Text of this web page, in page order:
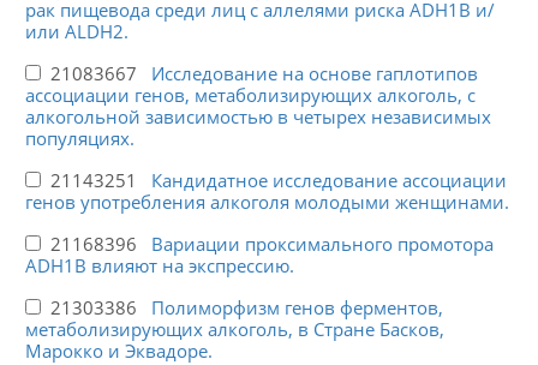
рак пищевода среди лиц с аллелями риска ADH1B и/
или ALDH2.
21083667 Исследование на основе гаплотипов
ассоциации генов, метаболизирующих алкоголь, с
алкогольной зависимостью в четырех независимых
популяциях.
21143251 Кандидатное исследование ассоциации
генов употребления алкоголя молодыми женщинами.
21168396 Вариации проксимального промотора
ADH1B влияют на экспрессию.
21303386 Полиморфизм генов ферментов,
метаболизирующих алкоголь, в Стране Басков,
Марокко и Эквадоре.